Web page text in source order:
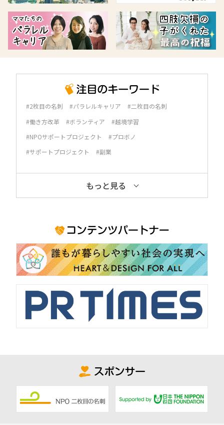
#2枚目の名刺 #パラレルキャリア
#二枚目の名刺
#働き方改革
#ボランティア
#越境学習
#NPOサポートプロジェクト
#プロボノ
#サポートプロジェクト
#副業
もっと見る